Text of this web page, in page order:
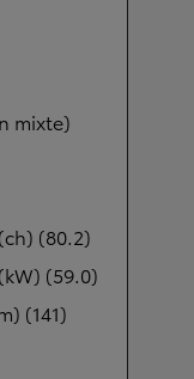
mixte)
(80.2)
(59.0)
(141)